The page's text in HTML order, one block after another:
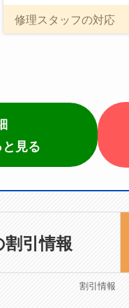
修理スタッフの対応
見る
引情報
割引情報